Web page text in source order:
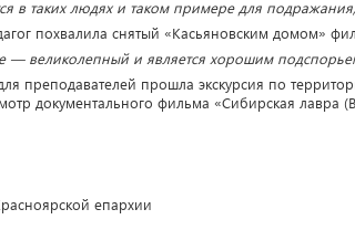
в таких людях и таком примере для
похвалила снятый «Касьяновским домом»
великолепный и является хорошим
преподавателей прошла экскурсия по
документального фильма «Сибирская лавра
епархии